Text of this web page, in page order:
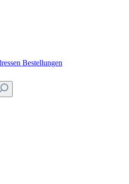
Bestellungen